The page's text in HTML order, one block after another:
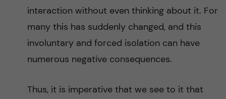
interaction without even thinking about it. For
many this has suddenly changed, and this
involuntary and forced isolation can have
numerous negative consequences.
Thus, it is imperative that we see to it that